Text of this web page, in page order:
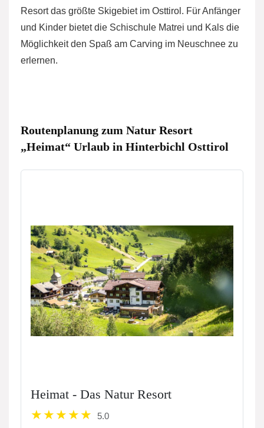
Resort das größte Skigebiet im Osttirol. Für Anfänger
und Kinder bietet die Schischule Matrei und Kals die
Möglichkeit den Spaß am Carving im Neuschnee zu
erlernen.
Routenplanung zum Natur Resort
„Heimat“ Urlaub in Hinterbichl Osttirol
Heimat - Das Natur Resort
5.0